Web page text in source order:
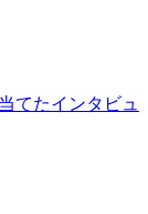
てたインタビュ